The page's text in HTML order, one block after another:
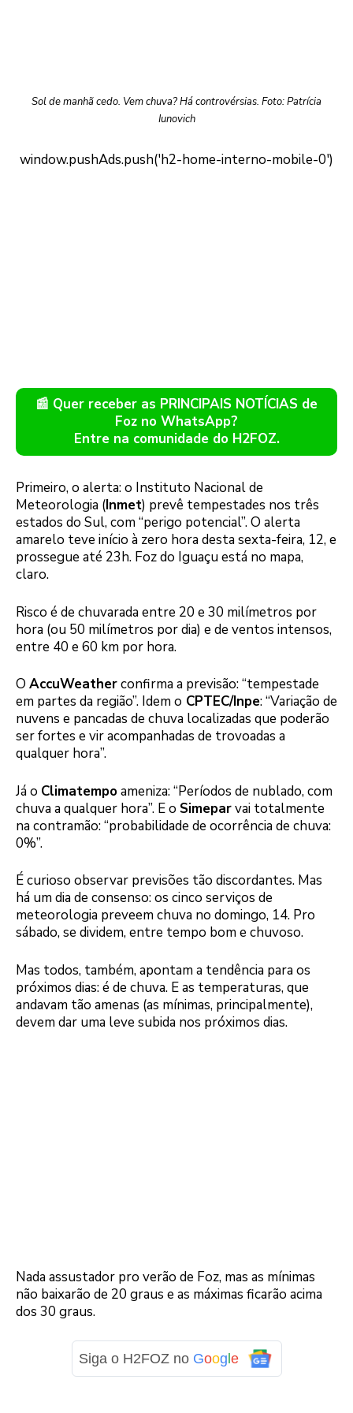
Sol de manhã cedo. Vem chuva? Há controvérsias. Foto: Patrícia
Iunovich
📰 Quer receber as PRINCIPAIS NOTÍCIAS de
Foz no WhatsApp?
Entre na comunidade do H2FOZ.
Primeiro, o alerta: o Instituto Nacional de
Meteorologia (Inmet) prevê tempestades nos três
estados do Sul, com “perigo potencial”. O alerta
amarelo teve início à zero hora desta sexta-feira, 12, e
prossegue até 23h. Foz do Iguaçu está no mapa,
claro.
Risco é de chuvarada entre 20 e 30 milímetros por
hora (ou 50 milímetros por dia) e de ventos intensos,
entre 40 e 60 km por hora.
O AccuWeatherconfirma a previsão: “tempestade
em partes da região”. Idem o CPTEC/Inpe: “Variação de
nuvens e pancadas de chuva localizadas que poderão
ser fortes e vir acompanhadas de trovoadas a
qualquer hora”.
Já o Climatempoameniza: “Períodos de nublado, com
chuva a qualquer hora”. E o Simeparvai totalmente
na contramão: “probabilidade de ocorrência de chuva:
0%”.
É curioso observar previsões tão discordantes. Mas
há um dia de consenso: os cinco serviços de
meteorologia preveem chuva no domingo, 14. Pro
sábado, se dividem, entre tempo bom e chuvoso.
Mas todos, também, apontam a tendência para os
próximos dias: é de chuva. E as temperaturas, que
andavam tão amenas (as mínimas, principalmente),
devem dar uma leve subida nos próximos dias.
Nada assustador pro verão de Foz, mas as mínimas
não baixarão de 20 graus e as máximas ficarão acima
dos 30 graus.
Siga o H2FOZ no Goog e